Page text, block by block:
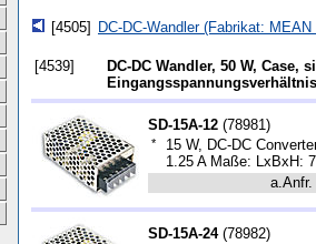
[4505] DC-DC-Wandler (Fabrikat: MEAN
[4539]
DC-DC Wandler, 50 W, Case,
SD-15A-12 (78981)
*
15 W, DC-DC
1.25 A Maße: LxBxH:
a.Anfr.
SD-15A-24(78982)